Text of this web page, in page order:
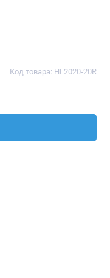
Код товара: HL2020-20R